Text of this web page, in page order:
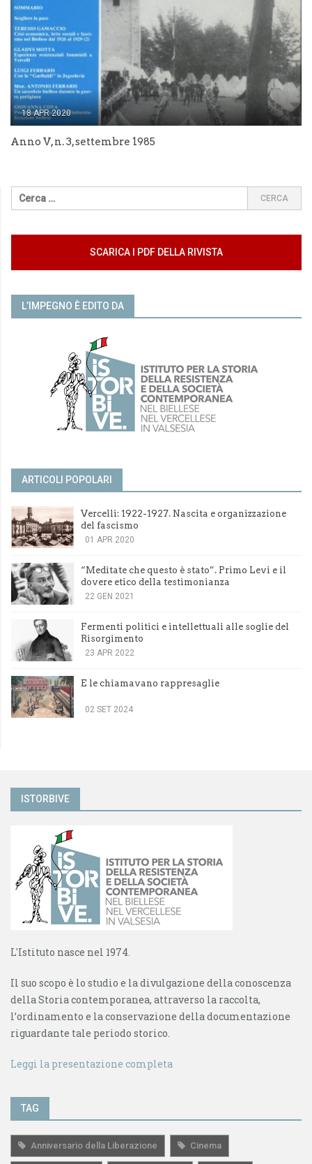
18 APR 2020
Anno V, n. 3, settembre 1985
SCARICA I PDF DELLA RIVISTA
L’IMPEGNO È EDITO DA
ARTICOLI POPOLARI
Vercelli: 1922-1927. Nascita e organizzazione
del fascismo
01 APR 2020
“Meditate che questo è stato”. Primo Levi e il
dovere etico della testimonianza
22 GEN 2021
Fermenti politici e intellettuali alle soglie del
Risorgimento
23 APR 2022
E le chiamavano rappresaglie
02 SET 2024
ISTORBIVE
L'Istituto nasce nel 1974.
Il suo scopo è lo studio e la divulgazione della conoscenza
della Storia contemporanea, attraverso la raccolta,
l’ordinamento e la conservazione della documentazione
riguardante tale periodo storico.
Leggi la presentazione completa
TAG
Anniversario della Liberazione Cinema